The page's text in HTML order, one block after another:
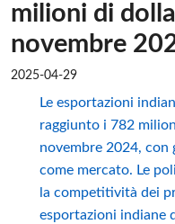
milioni di
novembre
2025-04-29
Le esportazioni
raggiunto i 782
novembre 2024,
come mercato. Le
la competitività dei
esportazioni indiane